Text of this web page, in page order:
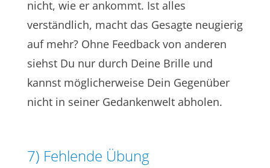
nicht, wie er ankommt. Ist alles
verständlich, macht das Gesagte neugierig
auf mehr? Ohne Feedback von anderen
siehst Du nur durch Deine Brille und
kannst möglicherweise Dein Gegenüber
nicht in seiner Gedankenwelt abholen.
7) Fehlende Übung